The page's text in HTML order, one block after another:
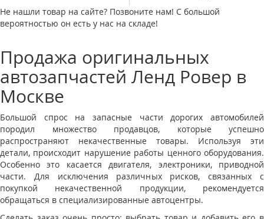
Не нашли товар на сайте? Позвоните нам! С большой
вероятностью он есть у нас на складе!
Продажа оригинальных
автозапчастей Ленд Ровер в
Москве
Большой спрос на запасные части дорогих автомобилей
породил множество продавцов, которые успешно
распространяют некачественные товары. Используя эти
детали, происходит нарушение работы ценного оборудования.
Особенно это касается двигателя, электроники, приводной
части. Для исключения различных рисков, связанных с
покупкой некачественной продукции, рекомендуется
обращаться в специализированные автоцентры.